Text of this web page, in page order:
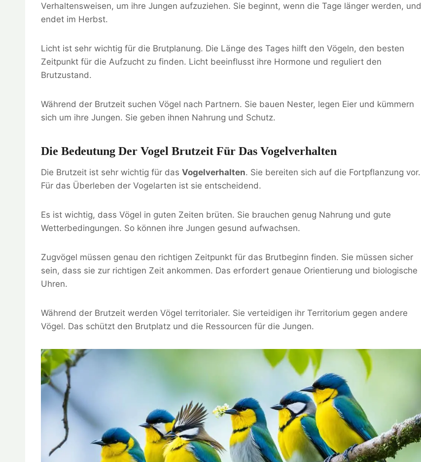
Verhaltensweisen, um ihre Jungen aufzuziehen. Sie beginnt, wenn die Tage länger werden, und
endet im Herbst.
Licht ist sehr wichtig für die Brutplanung. Die Länge des Tages hilft den Vögeln, den besten
Zeitpunkt für die Aufzucht zu finden. Licht beeinflusst ihre Hormone und reguliert den
Brutzustand.
Während der Brutzeit suchen Vögel nach Partnern. Sie bauen Nester, legen Eier und kümmern
sich um ihre Jungen. Sie geben ihnen Nahrung und Schutz.
Die Bedeutung Der Vogel Brutzeit Für Das Vogelverhalten
Die Brutzeit ist sehr wichtig für das Vogelverhalten. Sie bereiten sich auf die Fortpflanzung vor.
Für das Überleben der Vogelarten ist sie entscheidend.
Es ist wichtig, dass Vögel in guten Zeiten brüten. Sie brauchen genug Nahrung und gute
Wetterbedingungen. So können ihre Jungen gesund aufwachsen.
Zugvögel müssen genau den richtigen Zeitpunkt für das Brutbeginn finden. Sie müssen sicher
sein, dass sie zur richtigen Zeit ankommen. Das erfordert genaue Orientierung und biologische
Uhren.
Während der Brutzeit werden Vögel territorialer. Sie verteidigen ihr Territorium gegen andere
Vögel. Das schützt den Brutplatz und die Ressourcen für die Jungen.